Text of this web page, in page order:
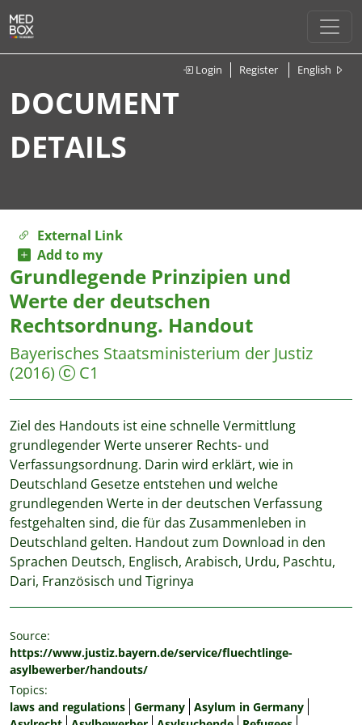
Login Register English
DOCUMENT
DETAILS
External Link
Add to my
Grundlegende Prinzipien und
Werte der deutschen
Rechtsordnung. Handout
Bayerisches Staatsministerium der Justiz
(2016)
C1
Ziel des Handouts ist eine schnelle Vermittlung
grundlegender Werte unserer Rechts- und
Verfassungsordnung. Darin wird erklärt, wie in
Deutschland Gesetze entstehen und welche
grundlegenden Werte in der deutschen Verfassung
festgehalten sind, die für das Zusammenleben in
Deutschland gelten. Handout zum Download in den
Sprachen Deutsch, Englisch, Arabisch, Urdu, Paschtu,
Dari, Französisch und Tigrinya
Source:
https://www.justiz.bayern.de/service/fluechtlinge-
asylbewerber/handouts/
Topics:
laws and regulations Germany Asylum in Germany